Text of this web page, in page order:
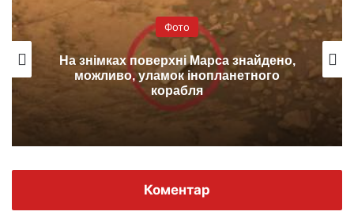
Фото
На знімках поверхні Марса знайдено,
можливо, уламок інопланетного
корабля
Коментар